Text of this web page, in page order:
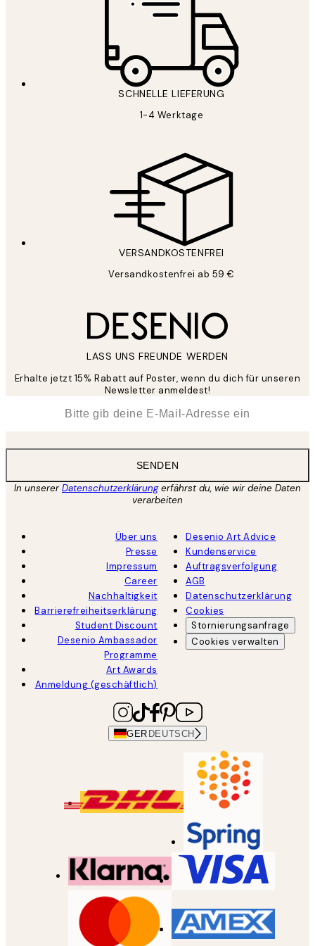
SCHNELLE LIEFERUNG
1-4 Werktage
VERSANDKOSTENFREI
Versandkostenfrei ab 59 €
LASS UNS FREUNDE WERDEN
Erhalte jetzt 15% Rabatt auf Poster, wenn du dich für unseren
Newsletter anmeldest!
SENDEN
In unsererDatenschutzerklärungerfährst du, wie wir deine Daten
verarbeiten
Über uns
Presse
Impressum
Career
Nachhaltigkeit
Barrierefreiheitserklärung
Student Discount
Desenio Ambassador
Programme
Art Awards
Anmeldung (geschäftlich)
Desenio Art Advice
Kundenservice
Auftragsverfolgung
AGB
Datenschutzerklärung
Cookies
Stornierungsanfrage
Cookies verwalten
GER DEUTSCH